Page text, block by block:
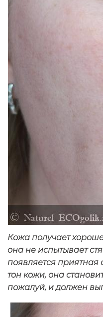
Кожа получает
она не испытывает
появляется приятная
тон кожи, она
пожалуй, и должен